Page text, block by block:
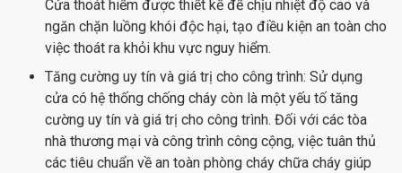
Cửa thoát hiểm được thiết kế để chịu nhiệt độ cao và
ngăn chặn luồng khói độc hại, tạo điều kiện an toàn cho
việc thoát ra khỏi khu vực nguy hiểm.
Tăng cường uy tín và giá trị cho công trình: Sử dụng
cửa có hệ thống chống cháy còn là một yếu tố tăng
cường uy tín và giá trị cho công trình. Đối với các tòa
nhà thương mại và công trình công cộng, việc tuân thủ
các tiêu chuẩn về an toàn phòng cháy chữa cháy giúp